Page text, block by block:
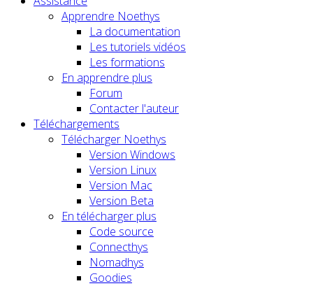
Apprendre Noethys
La documentation
Les tutoriels vidéos
Les formations
En apprendre plus
Forum
Contacter l'auteur
Téléchargements
Télécharger Noethys
Version Windows
Version Linux
Version Mac
Version Beta
En télécharger plus
Code source
Connecthys
Nomadhys
Goodies